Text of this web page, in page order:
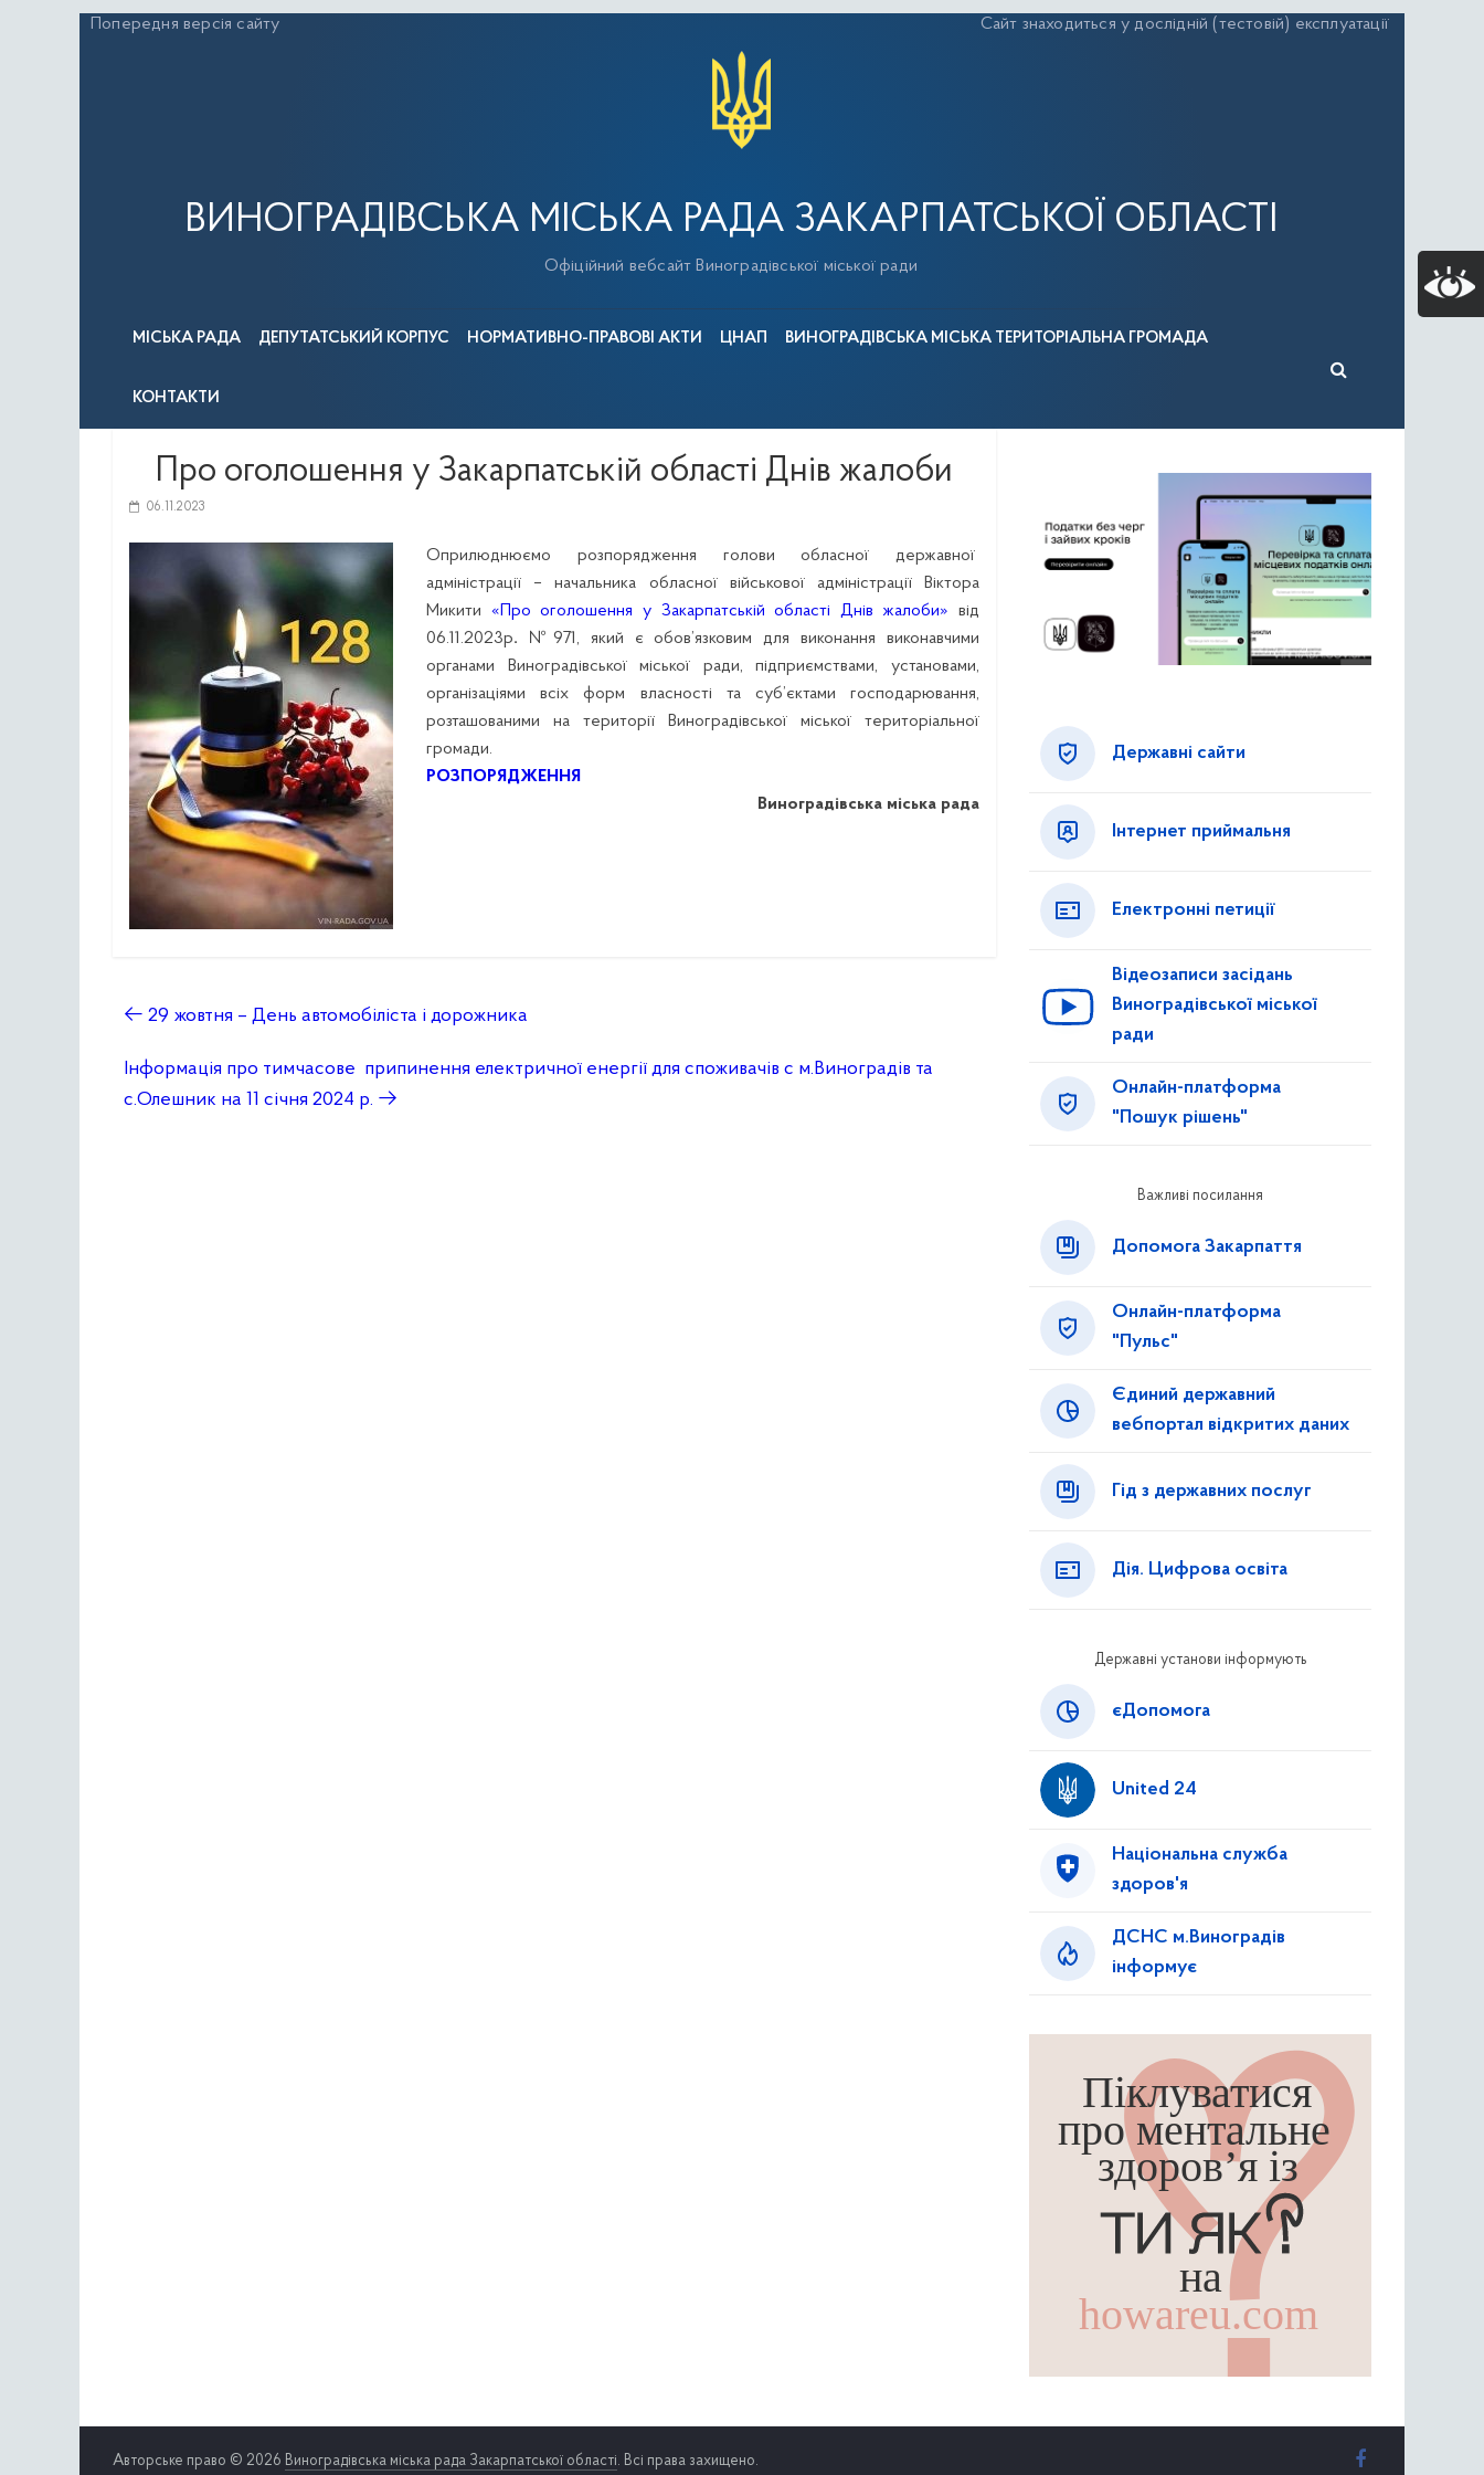
Перейти
Попередня версія сайту Сайт знаходиться у дослідній (тестовій) експлуатації
ВИНОГРАДІВСЬКА МІСЬКА РАДА ЗАКАРПАТСЬКОЇ ОБЛАСТІ
Офіційний вебсайт Виноградівської міської ради
МІСЬКА РАДА ДЕПУТАТСЬКИЙ КОРПУС НОРМАТИВНО-ПРАВОВІ АКТИ ЦНАП ВИНОГРАДІВСЬКА МІСЬКА ТЕРИТОРІАЛЬНА ГРОМАДА
КОНТАКТИ
Про оголошення у Закарпатській області Днів жалоби
06.11.2023
Оприлюднюємо розпорядження голови обласної державної
адміністрації – начальника обласної військової адміністрації Віктора
Микити «Про оголошення у Закарпатській області Днів жалоби» від
06.11.2023р.
№971, який є обов’язковим для виконання виконавчими
органами Виноградівської міської ради, підприємствами, установами,
організаціями всіх форм власності та суб’єктами господарювання,
розташованими на території Виноградівської міської територіальної
громади.
РОЗПОРЯДЖЕННЯ
Виноградівська міська рада
← 29 жовтня – День автомобіліста і дорожника
Інформація про тимчасове припинення електричної енергії для споживачів с м.Виноградів та
c.Олешник на 11 січня 2024 р. →
Державні сайти
Інтернет приймальня
Електронні петиції
Відеозаписи засідань
Виноградівської міської
ради
Онлайн-платформа
"Пошук рішень"
Важливі посилання
Допомога Закарпаття
Онлайн-платформа
"Пульс"
Єдиний державний
вебпортал відкритих даних
Гід з державних послуг
Дія. Цифрова освіта
Державні установи інформують
єДопомога
United 24
Національна служба
здоров'я
ДСНС м.Виноградів
інформує
Авторське право © 2026 Виноградівська міська рада Закарпатської області. Всі права захищено.